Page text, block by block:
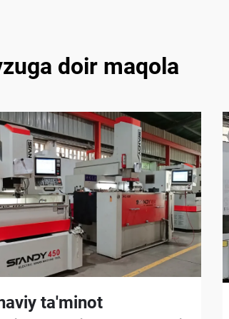
doir maqola
ta'minot